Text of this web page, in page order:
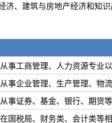
、建筑与房地产经济和知识
事工商管理、人力资源专业
事企业管理、生产管理、物
事证券、基金、银行、期货
国税局、财务类、会计类等